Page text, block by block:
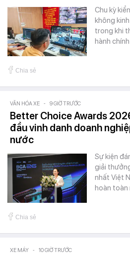
Chu kỳ
không
trong khi
hành
Chia sẻ
VĂN HÓA XE - 9 GIỜ TRƯỚC
Better Choice Awards
đầu vinh danh doanh
nước
Sự kiện
giải
nhất Việt
hoàn
Chia sẻ
XE MÁY - 10 GIỜ TRƯỚC